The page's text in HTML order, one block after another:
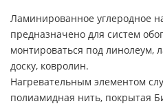
Ламинированное углеродное
предназначено для систем
монтироваться под линолеум,
доску, ковролин.
Нагревательным элементом
полиамидная нить, покрытая